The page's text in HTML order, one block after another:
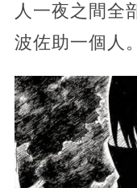
人一夜之間全
波佐助一個人。